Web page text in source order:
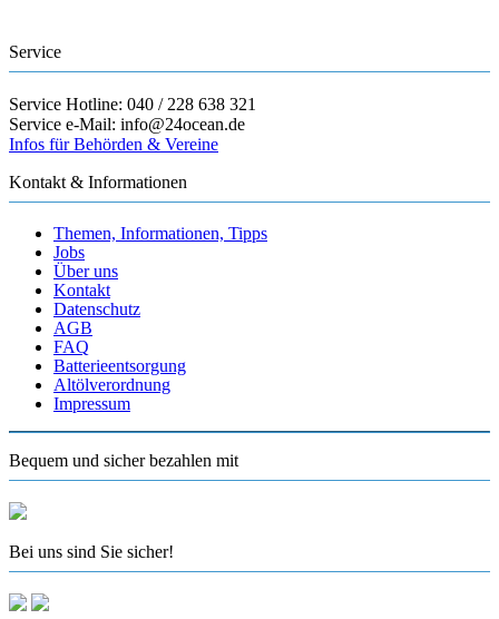
Service
Service Hotline: 040 / 228 638 321
Service e-Mail: info@24ocean.de
Infos für Behörden & Vereine
Kontakt & Informationen
Themen, Informationen, Tipps
Jobs
Über uns
Kontakt
Datenschutz
AGB
FAQ
Batterieentsorgung
Altölverordnung
Impressum
Bequem und sicher bezahlen mit
Bei uns sind Sie sicher!